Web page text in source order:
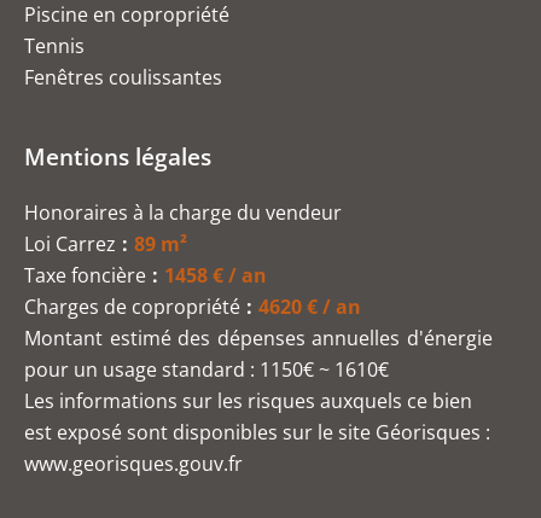
Piscine en copropriété
Tennis
Fenêtres coulissantes
Mentions légales
Honoraires à la charge du vendeur
Loi Carrez
89 m²
Taxe foncière
1458 € / an
Charges de copropriété
4620 € / an
Montant estimé des dépenses annuelles d'énergie
pour un usage standard : 1150€ ~ 1610€
Les informations sur les risques auxquels ce bien
est exposé sont disponibles sur le site Géorisques :
www.georisques.gouv.fr